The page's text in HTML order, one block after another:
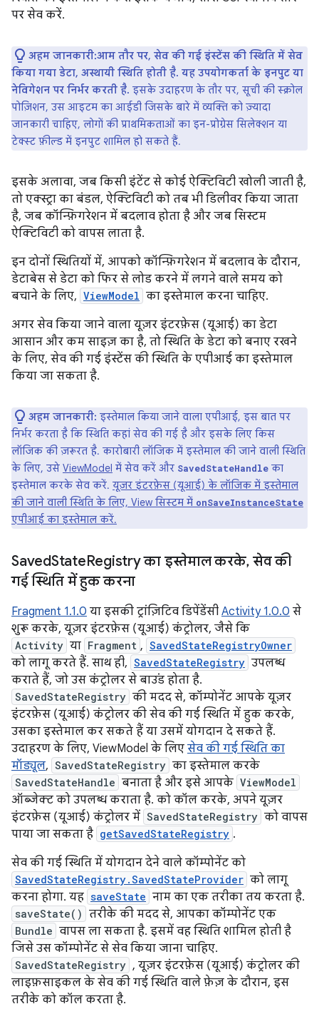
पर सेव करें.
अहम जानकारी:आम तौर पर, सेव की गई इंस्टेंस की स्थिति में सेव
किया गया डेटा, अस्थायी स्थिति होती है. यह उपयोगकर्ता के इनपुट या
नेविगेशन पर निर्भर करती है. इसके उदाहरण के तौर पर, सूची की स्क्रोल
पोज़िशन, उस आइटम का आईडी जिसके बारे में व्यक्ति को ज़्यादा
जानकारी चाहिए, लोगों की प्राथमिकताओं का इन-प्रोग्रेस सिलेक्शन या
टेक्स्ट फ़ील्ड में इनपुट शामिल हो सकते हैं.
इसके अलावा, जब किसी इंटेंट से कोई ऐक्टिविटी खोली जाती है,
तो एक्स्ट्रा का बंडल, ऐक्टिविटी को तब भी डिलीवर किया जाता
है, जब कॉन्फ़िगरेशन में बदलाव होता है और जब सिस्टम
ऐक्टिविटी को वापस लाता है.
इन दोनों स्थितियों में, आपको कॉन्फ़िगरेशन में बदलाव के दौरान,
डेटाबेस से डेटा को फिर से लोड करने में लगने वाले समय को
बचाने के लिए, ViewModel का इस्तेमाल करना चाहिए.
अगर सेव किया जाने वाला यूज़र इंटरफ़ेस (यूआई) का डेटा
आसान और कम साइज़ का है, तो स्थिति के डेटा को बनाए रखने
के लिए, सेव की गई इंस्टेंस की स्थिति के एपीआई का इस्तेमाल
किया जा सकता है.
अहम जानकारी: इस्तेमाल किया जाने वाला एपीआई, इस बात पर
निर्भर करता है कि स्थिति कहां सेव की गई है और इसके लिए किस
लॉजिक की ज़रूरत है. कारोबारी लॉजिक में इस्तेमाल की जाने वाली स्थिति
के लिए, उसे ViewModel में सेव करें और SavedStateHandle का
इस्तेमाल करके सेव करें. यूज़र इंटरफ़ेस (यूआई) के लॉजिक में इस्तेमाल
की जाने वाली स्थिति के लिए, View सिस्टम में onSaveInstanceState
एपीआई का इस्तेमाल करें.
SavedStateRegistry का इस्तेमाल करके, सेव की
गई स्थिति में हुक करना
Fragment 1.1.0 या इसकी ट्रांज़िटिव डिपेंडेंसी Activity 1.0.0 से
शुरू करके, यूज़र इंटरफ़ेस (यूआई) कंट्रोलर, जैसे कि
Activity या Fragment , SavedStateRegistryOwner
को लागू करते हैं. साथ ही, SavedStateRegistry उपलब्ध
कराते हैं, जो उस कंट्रोलर से बाउंड होता है.
SavedStateRegistry की मदद से, कॉम्पोनेंट आपके यूज़र
इंटरफ़ेस (यूआई) कंट्रोलर की सेव की गई स्थिति में हुक करके,
उसका इस्तेमाल कर सकते हैं या उसमें योगदान दे सकते हैं.
उदाहरण के लिए, ViewModel के लिए सेव की गई स्थिति का
मॉड्यूल, SavedStateRegistry का इस्तेमाल करके
SavedStateHandle बनाता है और इसे आपके ViewModel
ऑब्जेक्ट को उपलब्ध कराता है. को कॉल करके, अपने यूज़र
इंटरफ़ेस (यूआई) कंट्रोलर में SavedStateRegistry को वापस
पाया जा सकता है getSavedStateRegistry .
सेव की गई स्थिति में योगदान देने वाले कॉम्पोनेंट को
SavedStateRegistry.SavedStateProvider को लागू
करना होगा. यह saveState नाम का एक तरीका तय करता है.
saveState() तरीके की मदद से, आपका कॉम्पोनेंट एक
Bundle वापस ला सकता है. इसमें वह स्थिति शामिल होती है
जिसे उस कॉम्पोनेंट से सेव किया जाना चाहिए.
SavedStateRegistry , यूज़र इंटरफ़ेस (यूआई) कंट्रोलर की
लाइफ़साइकल के सेव की गई स्थिति वाले फ़ेज़ के दौरान, इस
तरीके को कॉल करता है.